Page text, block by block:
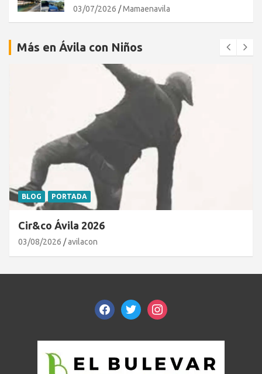
03/07/2026 Mamaenavila
Más en Ávila con Niños
BLOG PORTADA
Cir&co Ávila 2026
03/08/2026 avilacon
facebooktwitterinstagram